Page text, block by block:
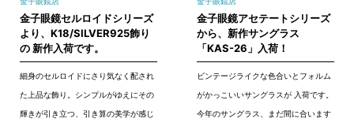
金子眼鏡セルロイドシリーズ
より、K18/SILVER925飾り
の 新作入荷です。
細身のセルロイドにさり気なく配され
た上品な飾り。シンプルがゆえにその
輝きが引き立つ、引き算の美学が感じ
金子眼鏡アセテートシリーズ
から、新作サングラス
「KAS-26」入荷！
ビンテージライクな色合いとフォルム
がかっこいいサングラスが 入荷です。
今年のサングラス、まだ間に合います